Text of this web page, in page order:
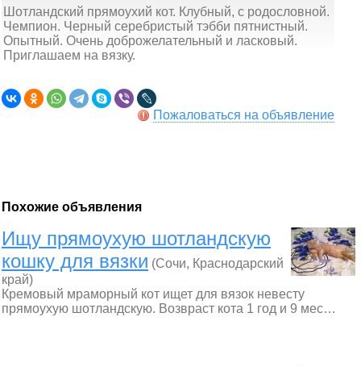
Шотландский прямоухий кот. Клубный, с родословной.
Чемпион. Черный серебристый тэбби пятнистный.
Опытный. Очень доброжелательный и ласковый.
Приглашаем на вязку.
Пожаловаться на объявление
Похожие объявления
Ищу прямоухую шотландскую
кошку для вязки (Сочи, Краснодарский
край)
Кремовый мраморный кот ищет для вязок невесту
прямоухую шотландскую. Возвраст кота 1 год и 9 мес…